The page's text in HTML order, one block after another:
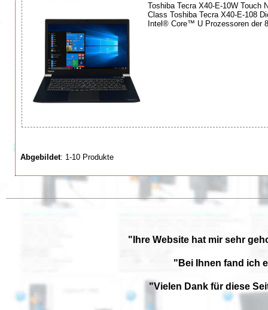
Toshiba Tecra X40-E-10W Touch
Class Toshiba Tecra X40-E-108
Intel® Core™ U Prozessoren der
Abgebildet: 1-10 Produkte
"Ihre Website hat mir sehr
"Bei Ihnen fand ich
"Vielen Dank für diese